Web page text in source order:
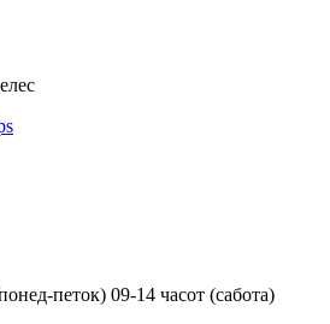
петок) 09-14 часот (сабота)